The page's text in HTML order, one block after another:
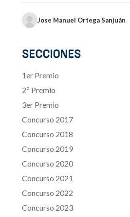
Jose Manuel Ortega Sanjuán
SECCIONES
1er Premio
2º Premio
3er Premio
Concurso 2017
Concurso 2018
Concurso 2019
Concurso 2020
Concurso 2021
Concurso 2022
Concurso 2023